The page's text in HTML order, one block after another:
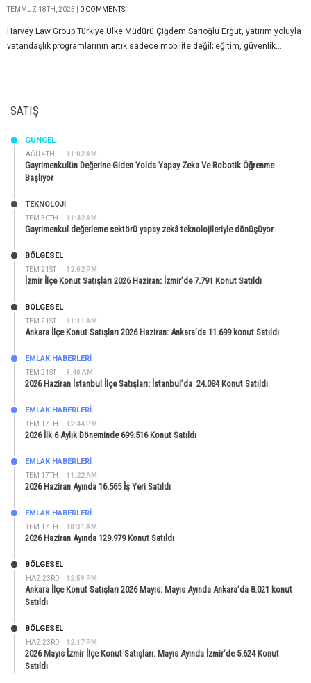
TEMMUZ 18TH, 2025 | 0 COMMENTS
Harvey Law Group Türkiye Ülke Müdürü Çiğdem Sarıoğlu Ergut, yatırım yoluyla
vatandaşlık programlarının artık sadece mobilite değil; eğitim, güvenlik...
SATIŞ
AĞU 4TH 11:02 AM
GÜNCEL
Gayrimenkulün Değerine Giden Yolda Yapay Zeka Ve Robotik Öğrenme
Başlıyor
TEM 30TH 11:42 AM
TEKNOLOJİ
Gayrimenkul değerleme sektörü yapay zekâ teknolojileriyle dönüşüyor
TEM 21ST 12:02 PM
BÖLGESEL
İzmir İlçe Konut Satışları 2026 Haziran: İzmir’de 7.791 Konut Satıldı
TEM 21ST 11:11 AM
BÖLGESEL
Ankara İlçe Konut Satışları 2026 Haziran: Ankara’da 11.699 konut Satıldı
TEM 21ST 9:40 AM
EMLAK HABERLERI
2026 Haziran İstanbul İlçe Satışları: İstanbul’da 24.084 Konut Satıldı
TEM 17TH 12:44 PM
EMLAK HABERLERI
2026 İlk 6 Aylık Döneminde 699.516 Konut Satıldı
TEM 17TH 11:22 AM
EMLAK HABERLERI
2026 Haziran Ayında 16.565 İş Yeri Satıldı
TEM 17TH 10:31 AM
EMLAK HABERLERI
2026 Haziran Ayında 129.979 Konut Satıldı
HAZ 23RD 12:59 PM
BÖLGESEL
Ankara İlçe Konut Satışları 2026 Mayıs: Mayıs Ayında Ankara’da 8.021 konut
Satıldı
HAZ 23RD 12:17 PM
BÖLGESEL
2026 Mayıs İzmir İlçe Konut Satışları: Mayıs Ayında İzmir’de 5.624 Konut
Satıldı